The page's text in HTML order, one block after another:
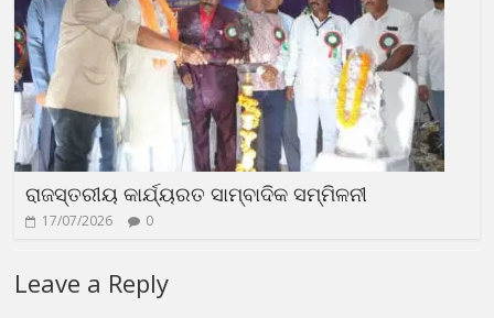
ରାଜସ୍ତରୀୟ କାର୍ଯ୍ୟରତ ସାମ୍ବାଦିକ ସମ୍ମିଳନୀ
17/07/2026 0
Leave a Reply